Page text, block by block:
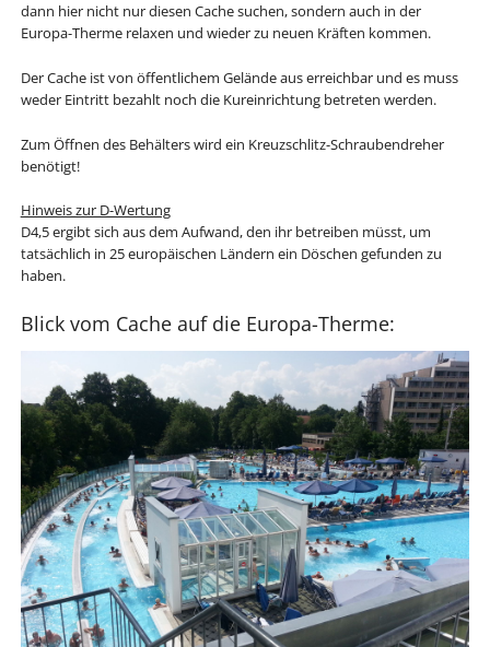
dann hier nicht nur diesen Cache suchen, sondern auch in der
Europa-Therme relaxen und wieder zu neuen Kräften kommen.
Der Cache ist von öffentlichem Gelände aus erreichbar und es muss
weder Eintritt bezahlt noch die Kureinrichtung betreten werden.
Zum Öffnen des Behälters wird ein Kreuzschlitz-Schraubendreher
benötigt!
Hinweis zur D-Wertung
D4,5 ergibt sich aus dem Aufwand, den ihr betreiben müsst, um
tatsächlich in 25 europäischen Ländern ein Döschen gefunden zu
haben.
Blick vom Cache auf die Europa-Therme: